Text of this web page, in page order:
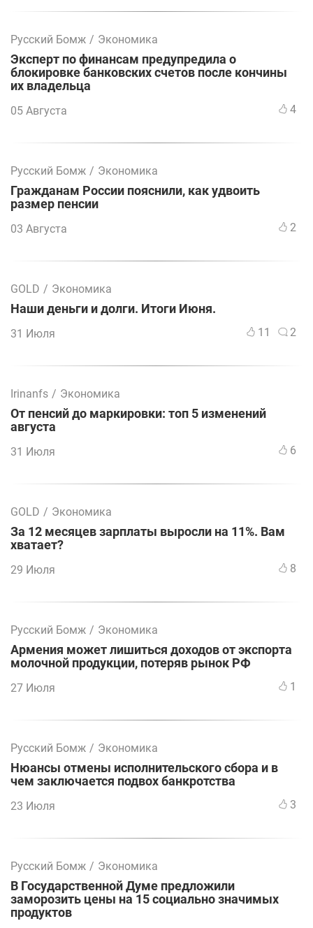
Русский Бомж / Экономика
Эксперт по финансам предупредила о
блокировке банковских счетов после кончины
их владельца
05 Августа 4
Русский Бомж / Экономика
Гражданам России пояснили, как удвоить
размер пенсии
03 Августа 2
GOLD / Экономика
Наши деньги и долги. Итоги Июня.
31 Июля 11 2
Irinanfs / Экономика
От пенсий до маркировки: топ 5 изменений
августа
31 Июля 6
GOLD / Экономика
За 12 месяцев зарплаты выросли на 11%. Вам
хватает?
29 Июля 8
Русский Бомж / Экономика
Армения может лишиться доходов от экспорта
молочной продукции, потеряв рынок РФ
27 Июля 1
Русский Бомж / Экономика
Нюансы отмены исполнительского сбора и в
чем заключается подвох банкротства
23 Июля 3
Русский Бомж / Экономика
В Государственной Думе предложили
заморозить цены на 15 социально значимых
продуктов